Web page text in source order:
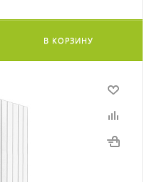
В КОРЗИНУ